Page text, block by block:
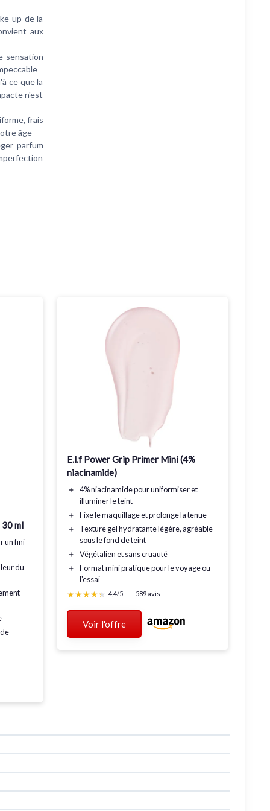
up de la
aux
sensation
ce que la
n'est
frais
âge
parfum
ml
un fini
du
E.l.f Power Grip Primer Mini (4%
niacinamide)
＋ 4% niacinamidepour uniformiser et
illuminer le teint
＋
Fixe le maquillageet prolonge la tenue
＋
Texture gel hydratantelégère, agréable
sous le fond de teint
＋
Végétalien et sans cruauté
＋
Format minipratique pour le voyage ou
l'essai
★★★★★
★★★★★ 4,4/5 — 589 avis
Voir l'offre